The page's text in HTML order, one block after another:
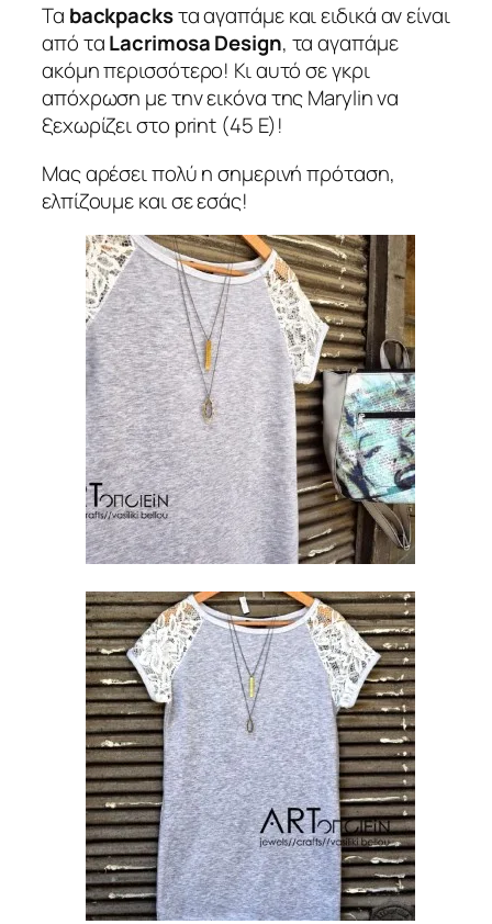
Τα backpacksτα αγαπάμε και ειδικά αν είναι
από ταLacrimosa Design, τα αγαπάμε
ακόμη περισσότερο! Κι αυτό σε γκρι
απόχρωση με την εικόνα της Marylin να
ξεχωρίζει στο print (45 E)!
Μας αρέσει πολύ η σημερινή πρόταση,
ελπίζουμε και σε εσάς!